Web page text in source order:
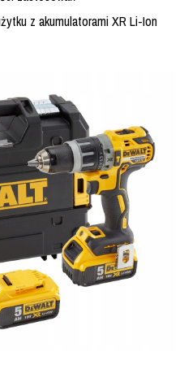
z akumulatorami XR Li-Ion